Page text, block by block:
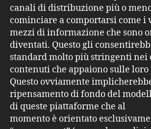
canali di distribuzione più o
cominciare a comportarsi come i
mezzi di informazione che sono
diventati. Questo gli
standard molto più stringenti
contenuti che appaiono sulle
Questo ovviamente
ripensamento di fondo del
di queste piattaforme che al
momento è orientato